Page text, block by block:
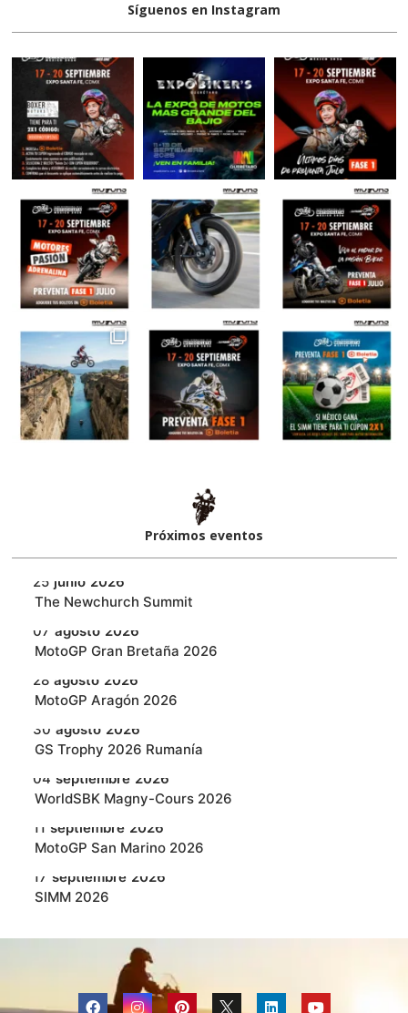
Síguenos en Instagram
Próximos eventos​
25 junio 2026
‎The Newchurch Summit
07 agosto 2026
MotoGP Gran Bretaña 2026
28 agosto 2026
MotoGP Aragón 2026
30 agosto 2026
GS Trophy 2026 Rumanía
04 septiembre 2026
WorldSBK Magny-Cours 2026
11 septiembre 2026
MotoGP San Marino 2026
17 septiembre 2026
SIMM 2026
MotoGP Austria 2026
septiembre
2026
WorldSBK en Cremona 2026
F
I
P
L
Y